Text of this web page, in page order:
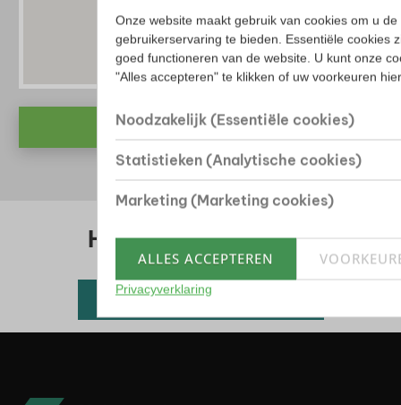
Bekijk alles
Huis kopen? Bekijk ons
woningaanbod
Alle beschikbare woningen
Onze website maakt gebruik van cookies om u
gebruikerservaring te bieden. Essentiële cookies
goed functioneren van de website. U kunt onze
"Alles accepteren" te klikken of uw voorkeuren
Noodzakelijk (Essentiële cookies)
Statistieken (Analytische cookies)
Marketing (Marketing cookies)
ALLES ACCEPTEREN
Privacyverklaring